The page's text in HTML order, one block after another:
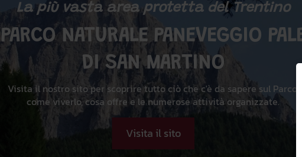
La più vasta area protetta del Trentino
PARCO NATURALE PANEVEGGIO
DI SAN MARTINO
Visita il nostro sito per scoprire tutto ciò che c'è da sapere sul Parco:
come viverlo, cosa offre e le numerose attività organizzate.
Visita il sito